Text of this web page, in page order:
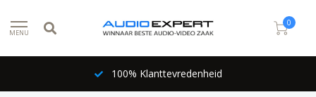
MENU
0
100% Klanttevredenheid